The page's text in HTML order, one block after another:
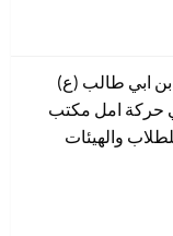
ابي طالب (ع)
حركة امل مكتب
والهيئات